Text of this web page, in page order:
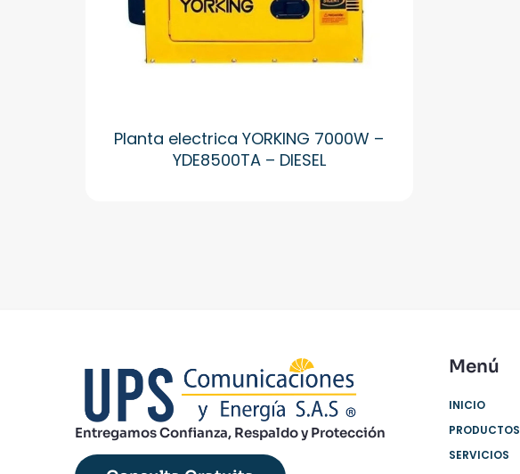
Planta electrica YORKING 7000W –
YDE8500TA – DIESEL
Entregamos Confianza, Respaldo y Protección
Menú
INICIO
PRODUCTOS
SERVICIOS